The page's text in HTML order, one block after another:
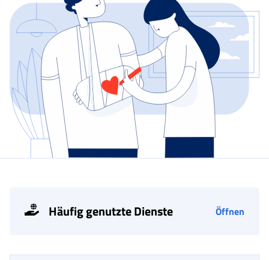
Häufig genutzte Dienste Öffnen